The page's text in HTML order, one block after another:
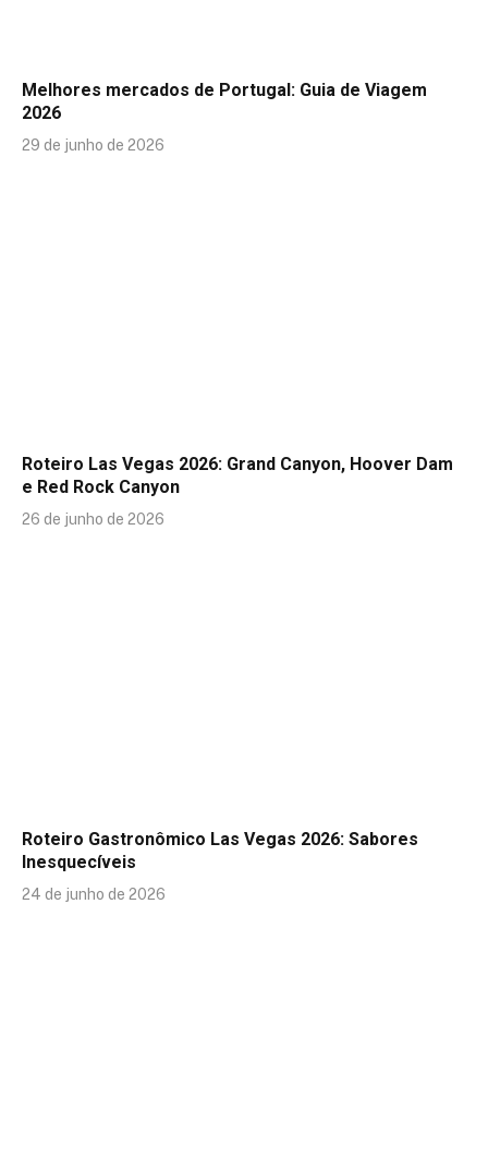
Melhores mercados de Portugal: Guia de Viagem
2026
29 de junho de 2026
Roteiro Las Vegas 2026: Grand Canyon, Hoover Dam
e Red Rock Canyon
26 de junho de 2026
Roteiro Gastronômico Las Vegas 2026: Sabores
Inesquecíveis
24 de junho de 2026